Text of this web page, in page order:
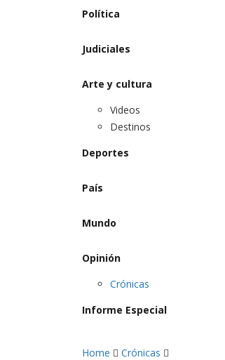
Política
Judiciales
Arte y cultura
Videos
Destinos
Deportes
País
Mundo
Opinión
Crónicas
Informe Especial
Home
Crónicas